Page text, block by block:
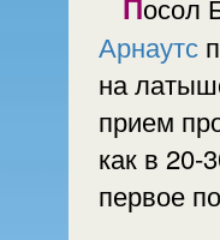
Посол
Арнаутс
на
прием
как в 20-
первое